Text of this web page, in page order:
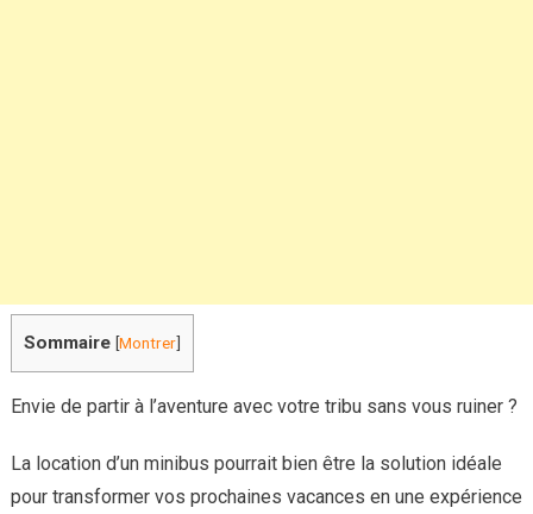
Sommaire [Montrer]
Envie de partir à l’aventure avec votre tribu sans vous ruiner ?
La location d’un minibus pourrait bien être la solution idéale
pour transformer vos prochaines vacances en une expérience